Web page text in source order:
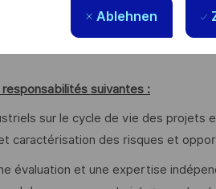
Ablehnen
R&D segment RPN & métiers HW,
suivantes :
sur le cycle de vie des projets
caractérisation des risques et
évaluation et une expertise